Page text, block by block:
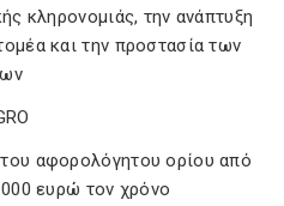
κληρονομιάς, την ανάπτυξη
και την προστασία των
αφορολόγητου ορίου από
ευρώ τον χρόνο